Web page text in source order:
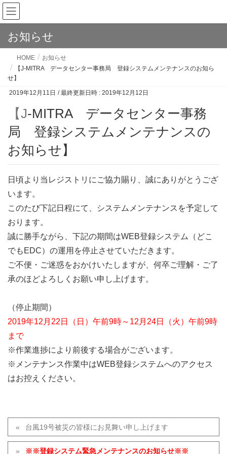
お知らせ
HOME
お知らせ
【J-MITRA データセンター事務局 登録システムメンテナンスのお知ら
せ】
2019年12月11日 / 最終更新日時 : 2019年12月12日
【J-MITRA データセンター事務
局 登録システムメンテナンスの
お知らせ】
日頃より当レジストリにご協力賜り、誠にありがとうござ
います。
このたび下記日程にて、システムメンテナンスを予定して
おります。
誠に勝手ながら、下記の期間はWEB登録システム（どこ
でもEDC）の運用を停止させていただきます。
ご不便・ご迷惑をおかけいたしますが、何卒ご理解・ご了
承のほどよろしくお願い申し上げます。
（停止期間）
2019年12月22日（日）午前9時～12月24日（火）午前9時
まで
※作業進捗により前後する場合がございます。
※メンテナンス作業中はWEB登録システムへのアクセス
はお控えください。
台風19号被災の皆様にお見舞い申し上げます
※※登録システム緊急メンテナンスのお知らせ※※